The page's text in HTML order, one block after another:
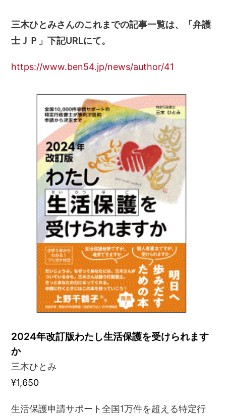
三木ひとみさんのこれまでの記事一覧は、「弁護
士ＪＰ」下記URLにて。
https://www.ben54.jp/news/author/41
2024年改訂版わたし生活保護を受けられます
か
三木ひとみ
¥1,650
生活保護申請サポート全国1万件を超える特定行